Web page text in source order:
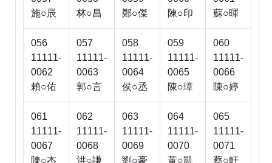
施○辰
林○昌
鄭○傑
陳○印
蘇○暉
056
11111-
0062
賴○佑
057
11111-
0063
郭○言
058
11111-
0064
侯○丞
059
11111-
0065
陳○璋
060
11111-
0066
陳○婷
061
11111-
0067
陳○杰
062
11111-
0068
洪○謙
063
11111-
0069
劉○豪
064
11111-
0070
黃○凱
065
11111-
0071
蔡○軒